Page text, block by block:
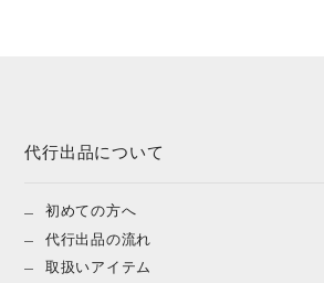
代行出品について
初めての方へ
代行出品の流れ
取扱いアイテム